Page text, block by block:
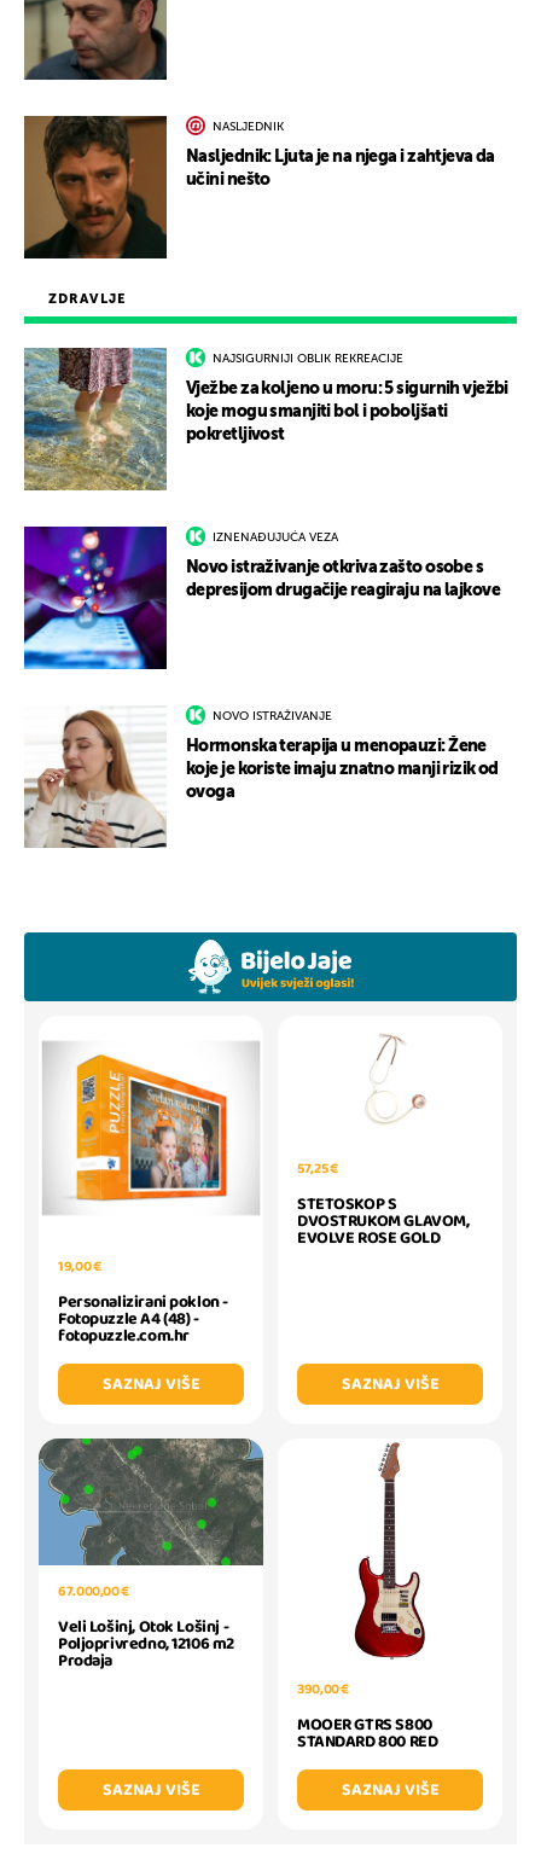
ZDRAVLJE
NAJSIGURNIJI OBLIK REKREACIJE
Vježbe za koljeno u moru: 5 sigurnih vježbi
koje mogu smanjiti bol i poboljšati
pokretljivost
IZNENAĐUJUĆA VEZA
Novo istraživanje otkriva zašto osobe s
depresijom drugačije reagiraju na lajkove
NOVO ISTRAŽIVANJE
Hormonska terapija u menopauzi: Žene
koje je koriste imaju znatno manji rizik od
ovoga
NASLJEDNIK
Nasljednik: Ljuta je na njega i zahtjeva da
učini nešto
19,00 €
Personalizirani poklon -
Fotopuzzle A4 (48) -
fotopuzzle.com.hr
SAZNAJ VIŠE
57,25 €
STETOSKOP S
DVOSTRUKOM GLAVOM,
EVOLVE ROSE GOLD
SAZNAJ VIŠE
67.000,00 €
Veli Lošinj, Otok Lošinj -
Poljoprivredno, 12106 m2
Prodaja
SAZNAJ VIŠE
390,00 €
MOOER GTRS S800
STANDARD 800 RED
SAZNAJ VIŠE